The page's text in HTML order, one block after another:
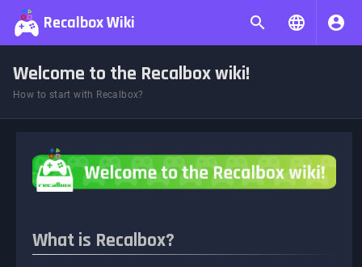
Recalbox Wiki
Welcome to the Recalbox wiki!
How to start with Recalbox?
What is Recalbox?